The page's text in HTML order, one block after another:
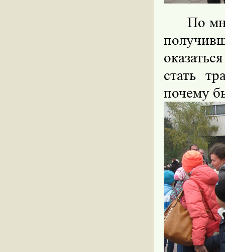
По
стать
почему